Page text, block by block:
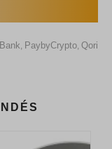
PaybyCrypto Qori